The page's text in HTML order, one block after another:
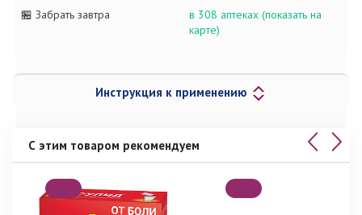
🏪 Забрать завтра
в 308 аптеках (показать на
карте)
Инструкция к применению
С этим товаром рекомендуем